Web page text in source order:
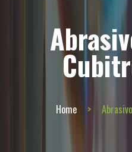
Home